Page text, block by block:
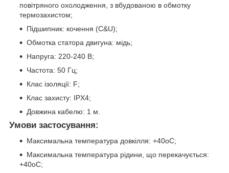
повітряного охолодження, з вбудованою в обмотку
термозахистом;
Підшипник: кочення (C&U);
Обмотка статора двигуна: мідь;
Напруга: 220-240 В;
Частота: 50 Гц;
Клас ізоляції: F;
Клас захисту: IPX4;
Довжина кабелю: 1 м.
Умови застосування:
Максимальна температура довкілля: +40oС;
Максимальна температура рідини, що перекачується:
+40oС;